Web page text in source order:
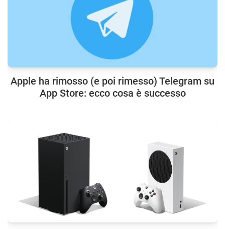
Apple ha rimosso (e poi rimesso) Telegram su
App Store: ecco cosa è successo